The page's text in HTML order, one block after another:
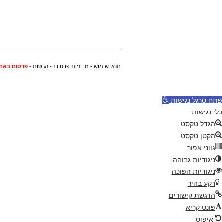
תנאי שימוש - מדיניות פרטיות - נגישות - פרסום
פתח סרגל נגישות
כלי נגישות
הגדל טקסט
הקטן טקסט
גווני אפור
ניגודיות גבוהה
ניגודיות הפוכה
רקע בהיר
הדגשת קישורים
פונט קריא
איפוס